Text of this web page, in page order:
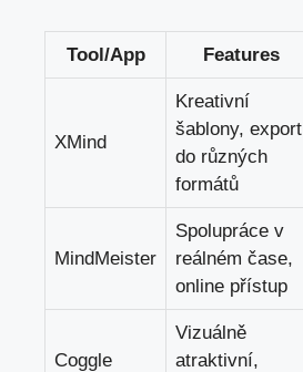
Tool/App Features
XMind
Kreativní
šablony, export
do různých
formátů
MindMeister
Spolupráce v
reálném čase,
online přístup
Coggle
Vizuálně
atraktivní,